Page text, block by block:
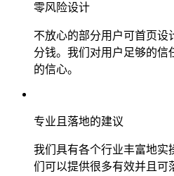
零风险设计
不放心的部分用户可首页设
分钱。我们对用户足够的信
的信心。
专业且落地的建议
我们具有各个行业丰富地实
们可以提供很多有效并且可